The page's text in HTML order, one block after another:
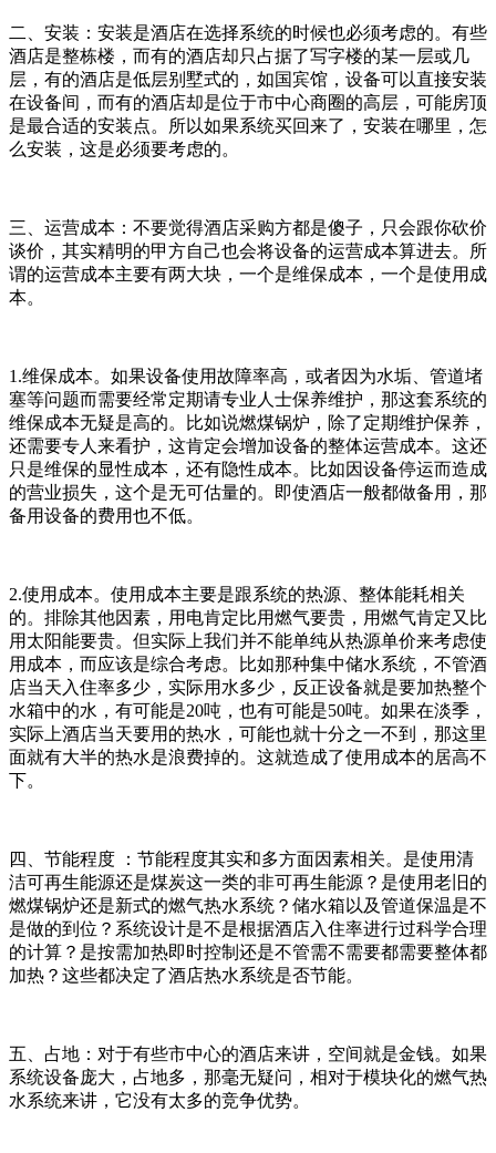
二、安装：安装是酒店在选择系统的时候也必须考虑的。有些
酒店是整栋楼，而有的酒店却只占据了写字楼的某一层或几
层，有的酒店是低层别墅式的，如国宾馆，设备可以直接安装
在设备间，而有的酒店却是位于市中心商圈的高层，可能房顶
是最合适的安装点。所以如果系统买回来了，安装在哪里，怎
么安装，这是必须要考虑的。
三、运营成本：不要觉得酒店采购方都是傻子，只会跟你砍价
谈价，其实精明的甲方自己也会将设备的运营成本算进去。所
谓的运营成本主要有两大块，一个是维保成本，一个是使用成
本。
1.维保成本。如果设备使用故障率高，或者因为水垢、管道堵
塞等问题而需要经常定期请专业人士保养维护，那这套系统的
维保成本无疑是高的。比如说燃煤锅炉，除了定期维护保养，
还需要专人来看护，这肯定会增加设备的整体运营成本。这还
只是维保的显性成本，还有隐性成本。比如因设备停运而造成
的营业损失，这个是无可估量的。即使酒店一般都做备用，那
备用设备的费用也不低。
2.使用成本。使用成本主要是跟系统的热源、整体能耗相关
的。排除其他因素，用电肯定比用燃气要贵，用燃气肯定又比
用太阳能要贵。但实际上我们并不能单纯从热源单价来考虑使
用成本，而应该是综合考虑。比如那种集中储水系统，不管酒
店当天入住率多少，实际用水多少，反正设备就是要加热整个
水箱中的水，有可能是20吨，也有可能是50吨。如果在淡季，
实际上酒店当天要用的热水，可能也就十分之一不到，那这里
面就有大半的热水是浪费掉的。这就造成了使用成本的居高不
下。
四、节能程度 ：节能程度其实和多方面因素相关。是使用清
洁可再生能源还是煤炭这一类的非可再生能源？是使用老旧的
燃煤锅炉还是新式的燃气热水系统？储水箱以及管道保温是不
是做的到位？系统设计是不是根据酒店入住率进行过科学合理
的计算？是按需加热即时控制还是不管需不需要都需要整体都
加热？这些都决定了酒店热水系统是否节能。
五、占地：对于有些市中心的酒店来讲，空间就是金钱。如果
系统设备庞大，占地多，那毫无疑问，相对于模块化的燃气热
水系统来讲，它没有太多的竞争优势。